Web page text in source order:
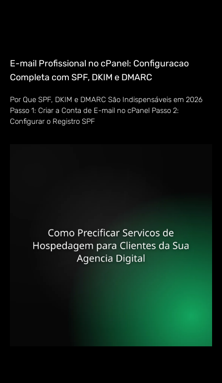
E-mail Profissional no cPanel: Configuracao
Completa com SPF, DKIM e DMARC
Por Que SPF, DKIM e DMARC São Indispensáveis em 2026
Passo 1: Criar a Conta de E-mail no cPanel Passo 2:
Configurar o Registro SPF